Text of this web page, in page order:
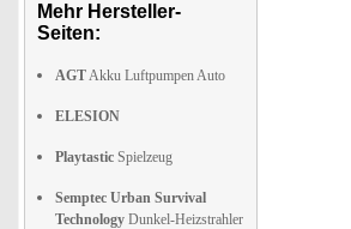
Mehr Hersteller-
Seiten:
AGTAkku Luftpumpen Auto
ELESION
Playtastic Spielzeug
Semptec Urban Survival
Technology Dunkel-Heizstrahler